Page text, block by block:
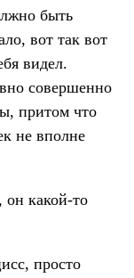
быть
вот так вот
видел.
совершенно
притом что
не вполне
он какой-то
просто